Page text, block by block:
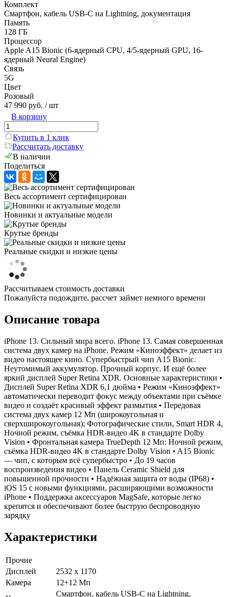
Комплект
Смартфон, кабель USB-C на Lightning, документация
Память
128 ГБ
Процессор
Apple A15 Bionic (6-ядерный CPU, 4/5-ядерный GPU, 16-
ядерный Neural Engine)
Связь
5G
Цвет
Розовый
47 990 руб. / шт
В корзину
Купить в 1 клик
Рассчитать доставку
В наличии
Поделиться
Весь ассортимент сертифицирован
Новинки и актуальные модели
Крутые бренды
Реальные скидки и низкие цены
Рассчитываем стоимость доставки
Пожалуйста подождите, рассчет займет немного времени
Описание товара
iPhone 13. Сильный мира всего. iPhone 13. Самая совершенная
система двух камер на iPhone. Режим «Киноэффект» делает из
видео настоящее кино. Супербыстрый чип A15 Bionic.
Неутомимый аккумулятор. Прочный корпус. И ещё более
яркий дисплей Super Retina XDR. Основные характеристики •
Дисплей Super Retina XDR 6,1 дюйма • Режим «Киноэффект»
автоматически переводит фокус между объектами при съёмке
видео и создаёт красивый эффект размытия • Передовая
система двух камер 12 Мп (широкоугольная и
сверхширокоугольная); Фотографические стили, Smart HDR 4,
Ночной режим, съёмка HDR-видео 4K в стандарте Dolby
Vision • Фронтальная камера TrueDepth 12 Мп: Ночной режим,
съёмка HDR‑видео 4K в стандарте Dolby Vision • A15 Bionic
— чип, с которым всё супербыстро • До 19 часов
воспроизведения видео • Панель Ceramic Shield для
повышенной прочности • Надёжная защита от воды (IP68) •
iOS 15 с новыми функциями, расширяющими возможности
iPhone • Поддержка аксессуаров MagSafe, которые легко
крепятся и обеспечивают более быструю беспроводную
зарядку
Характеристики
Прочие
Дисплей
2532 x 1170
Камера
12+12 Мп
Смартфон, кабель USB-C на Lightning,